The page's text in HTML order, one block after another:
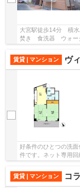
大宮駅徒歩14分 積
焚き 食洗器 ウォー
賃貸 | マンション
ヴ
好条件のひとつの洗
件です。ネット専用
賃貸 | マンション
コ